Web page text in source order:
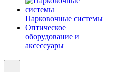
Парковочные системы
Оптическое
оборудование и
аксессуары